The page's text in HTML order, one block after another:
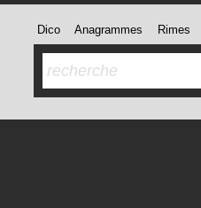
Dico Anagrammes Rimes